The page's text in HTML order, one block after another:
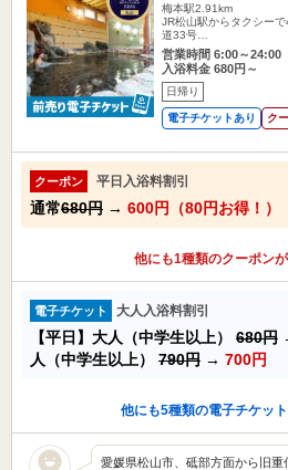
梅本駅2.91km
JR松山駅からタクシー
道33号…
営業時間 6:00～24:00
入浴料金 680円～
日帰り
電子チケットあり ク
クーポン 平日入浴料割引
通常680円 → 600円（80円お得！）
他にも1種類のクーポン
電子チケット 大人入浴料割引
【平日】大人（中学生以上） 680円
人（中学生以上） 790円 → 700円
他にも5種類の電子チケッ
愛媛県松山市、砥部方面から旧